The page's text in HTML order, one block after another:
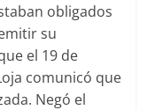
obligados
su
el 19 de
comunicó que
Negó el